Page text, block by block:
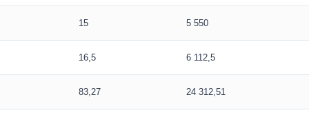
15 5 550
16,5 6 112,5
83,27 24 312,51